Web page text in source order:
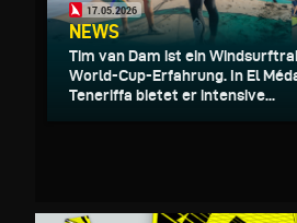
17.05.2026
NEWS
Tim van Dam ist ein
World-Cup-Erfahrung. In El
Teneriffa bietet er intensive...